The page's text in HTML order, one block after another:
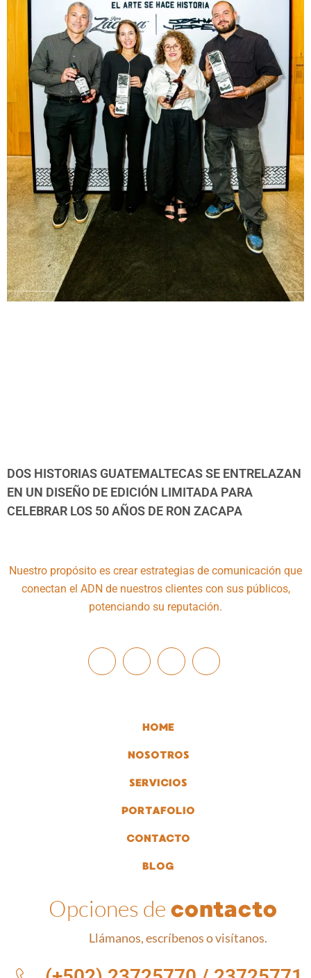
DOS HISTORIAS GUATEMALTECAS SE ENTRELAZAN
EN UN DISEÑO DE EDICIÓN LIMITADA PARA
CELEBRAR LOS 50 AÑOS DE RON ZACAPA
Nuestro propósito es crear estrategias de comunicación que
conectan el ADN de nuestros clientes con sus públicos,
potenciando su reputación.
HOME
NOSOTROS
SERVICIOS
PORTAFOLIO
CONTACTO
BLOG
Opciones de contacto
Llámanos, escríbenos o visítanos.